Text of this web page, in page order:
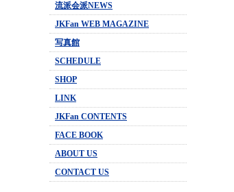
流派会派NEWS
JKFan WEB MAGAZINE
写真館
SCHEDULE
SHOP
LINK
JKFan CONTENTS
FACE BOOK
ABOUT US
CONTACT US